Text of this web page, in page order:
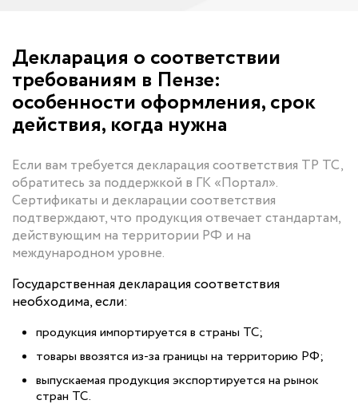
Декларация о соответствии
требованиям в Пензе:
особенности оформления, срок
действия, когда нужна
Если вам требуется декларация соответствия ТР ТС,
обратитесь за поддержкой в ГК «Портал».
Сертификаты и декларации соответствия
подтверждают, что продукция отвечает стандартам,
действующим на территории РФ и на
международном уровне.
Государственная декларация соответствия
необходима, если:
продукция импортируется в страны ТС;
товары ввозятся из-за границы на территорию РФ;
выпускаемая продукция экспортируется на рынок
стран ТС.